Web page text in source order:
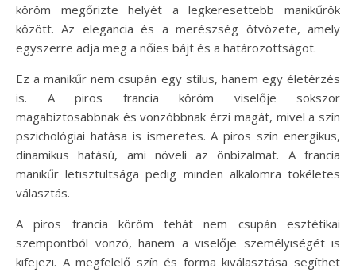
köröm megőrizte helyét a legkeresettebb manikűrök
között. Az elegancia és a merészség ötvözete, amely
egyszerre adja meg a nőies bájt és a határozottságot.
Ez a manikűr nem csupán egy stílus, hanem egy életérzés
is. A piros francia köröm viselője sokszor
magabiztosabbnak és vonzóbbnak érzi magát, mivel a szín
pszichológiai hatása is ismeretes. A piros szín energikus,
dinamikus hatású, ami növeli az önbizalmat. A francia
manikűr letisztultsága pedig minden alkalomra tökéletes
választás.
A piros francia köröm tehát nem csupán esztétikai
szempontból vonzó, hanem a viselője személyiségét is
kifejezi. A megfelelő szín és forma kiválasztása segíthet